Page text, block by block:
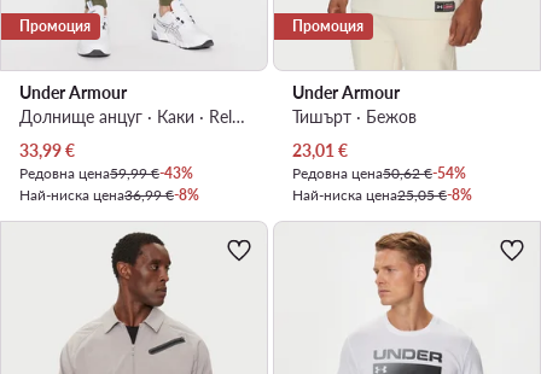
Промоция
Under Armour
Долнище анцуг · Каки · Relaxed Fit
Актуална цена
33,99€
Редовна цена59,99 €-43%
Най-ниска цена36,99 €-8%
Промоция
Under Armour
Тишърт · Бежов
Актуална цена
23,01€
Редовна цена50,62 €-54%
Най-ниска цена25,05 €-8%